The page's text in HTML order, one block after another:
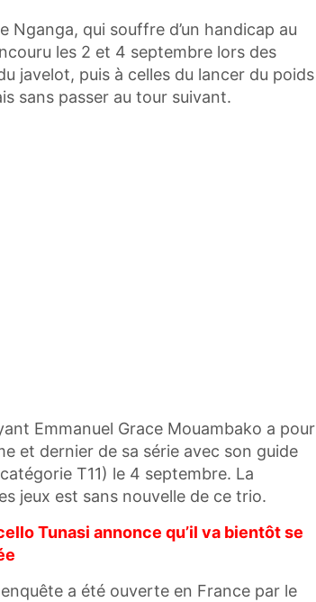
Nganga, qui souffre d’un handicap au
les 2 et 4 septembre lors des
javelot, puis à celles du lancer du poids
sans passer au tour suivant.
Emmanuel Grace Mouambako a pour
et dernier de sa série avec son guide
T11) le 4 septembre. La
jeux est sans nouvelle de ce trio.
Tunasi annonce qu’il va bientôt se
enquête a été ouverte en France par le